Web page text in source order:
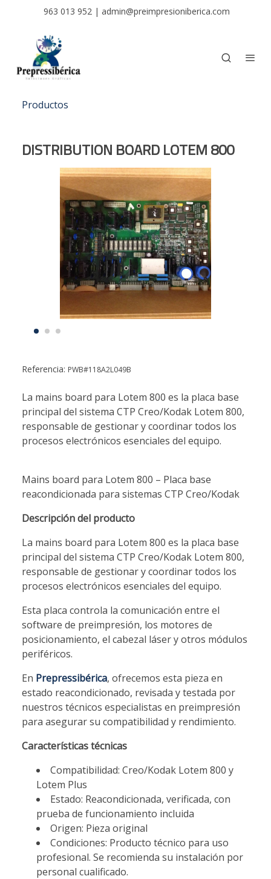
963 013 952 | admin@preimpresioniberica.com
Productos
DISTRIBUTION BOARD LOTEM 800
Referencia: PWB#118A2L049B
La mains board para Lotem 800 es la placa base
principal del sistema CTP Creo/Kodak Lotem 800,
responsable de gestionar y coordinar todos los
procesos electrónicos esenciales del equipo.
Mains board para Lotem 800 – Placa base
reacondicionada para sistemas CTP Creo/Kodak
Descripción del producto
La mains board para Lotem 800 es la placa base
principal del sistema CTP Creo/Kodak Lotem 800,
responsable de gestionar y coordinar todos los
procesos electrónicos esenciales del equipo.
Esta placa controla la comunicación entre el
software de preimpresión, los motores de
posicionamiento, el cabezal láser y otros módulos
periféricos.
En Prepressibérica, ofrecemos esta pieza en
estado reacondicionado, revisada y testada por
nuestros técnicos especialistas en preimpresión
para asegurar su compatibilidad y rendimiento.
Características técnicas
Compatibilidad: Creo/Kodak Lotem 800 y
Lotem Plus
Estado: Reacondicionada, verificada, con
prueba de funcionamiento incluida
Origen: Pieza original
Condiciones: Producto técnico para uso
profesional. Se recomienda su instalación por
personal cualificado.